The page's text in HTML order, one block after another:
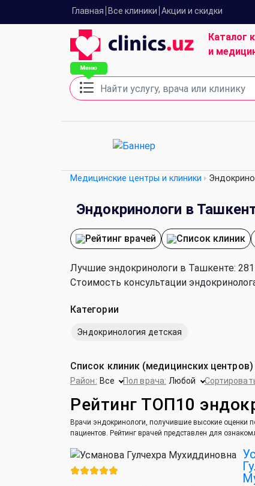
Главная Все клиники Акции и скидки
Каталог
и
Медицинские центры и клиники
Эндокринологи в
Рейтинг врачей Список клиник
Лучшие эндокринологи в Ташкенте:
Стоимость консультации
Категории
Эндокринология детская
Список клиник (медицинских центров)
Район: Все Пол врача: Любой
Рейтинг ТОП10
Врачи эндокринологи, получившие высокие оценки
пациентов. Рейтинг врачей представлен для